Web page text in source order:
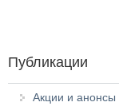
Публикации
Акции и анонсы